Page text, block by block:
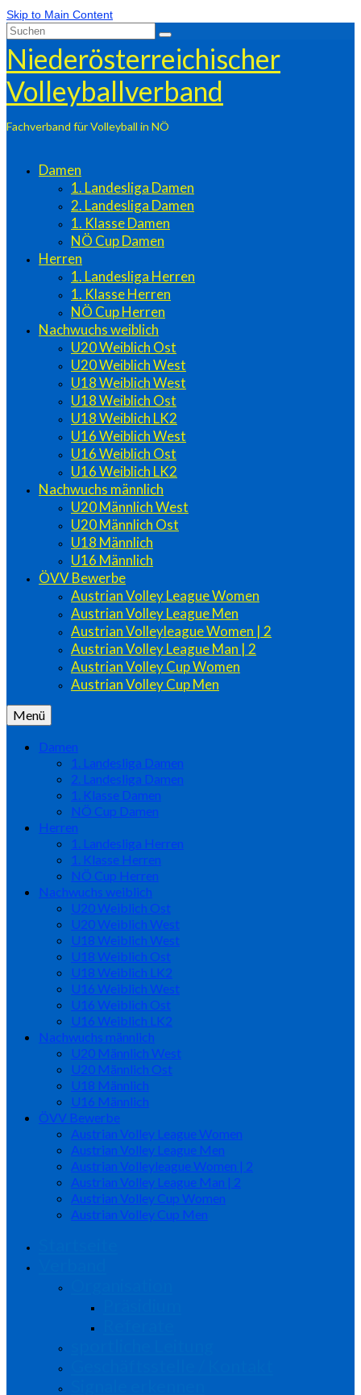
Skip to Main Content
Suchen
nach:
Niederösterreichischer
Volleyballverband
Fachverband für Volleyball in NÖ
Damen
1. Landesliga Damen
2. Landesliga Damen
1. Klasse Damen
NÖ Cup Damen
Herren
1. Landesliga Herren
1. Klasse Herren
NÖ Cup Herren
Nachwuchs weiblich
U20 Weiblich Ost
U20 Weiblich West
U18 Weiblich West
U18 Weiblich Ost
U18 Weiblich LK2
U16 Weiblich West
U16 Weiblich Ost
U16 Weiblich LK2
Nachwuchs männlich
U20 Männlich West
U20 Männlich Ost
U18 Männlich
U16 Männlich
ÖVV Bewerbe
Austrian Volley League Women
Austrian Volley League Men
Austrian Volleyleague Women | 2
Austrian Volley League Man | 2
Austrian Volley Cup Women
Austrian Volley Cup Men
Menü
Damen
1. Landesliga Damen
2. Landesliga Damen
1. Klasse Damen
NÖ Cup Damen
Herren
1. Landesliga Herren
1. Klasse Herren
NÖ Cup Herren
Nachwuchs weiblich
U20 Weiblich Ost
U20 Weiblich West
U18 Weiblich West
U18 Weiblich Ost
U18 Weiblich LK2
U16 Weiblich West
U16 Weiblich Ost
U16 Weiblich LK2
Nachwuchs männlich
U20 Männlich West
U20 Männlich Ost
U18 Männlich
U16 Männlich
ÖVV Bewerbe
Austrian Volley League Women
Austrian Volley League Men
Austrian Volleyleague Women | 2
Austrian Volley League Man | 2
Austrian Volley Cup Women
Austrian Volley Cup Men